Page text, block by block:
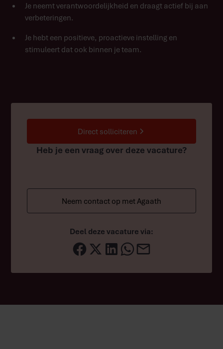
Je neemt verantwoordelijkheid en draagt actief bij aan
verbeteringen.
Je hebt een positieve, proactieve instelling en
stimuleert dat ook binnen je team.
Direct solliciteren
Heb je een vraag over deze vacature?
Neem contact op met Agaath
Deel deze vacature via: